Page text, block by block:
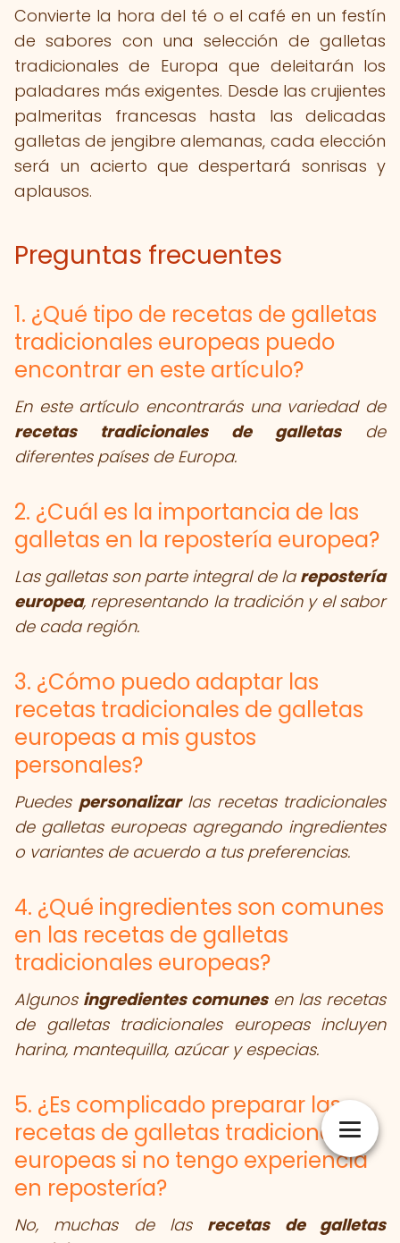
Convierte la hora del té o el café en un festín
de sabores con una selección de galletas
tradicionales de Europa que deleitarán los
paladares más exigentes. Desde las crujientes
palmeritas francesas hasta las delicadas
galletas de jengibre alemanas, cada elección
será un acierto que despertará sonrisas y
aplausos.
Preguntas frecuentes
1. ¿Qué tipo de recetas de galletas
tradicionales europeas puedo
encontrar en este artículo?
En este artículo encontrarás una variedad de
recetas tradicionales de galletasde
diferentes países de Europa.
2. ¿Cuál es la importancia de las
galletas en la repostería europea?
Las galletas son parte integral de la repostería
europea, representando la tradición y el sabor
de cada región.
3. ¿Cómo puedo adaptar las
recetas tradicionales de galletas
europeas a mis gustos
personales?
Puedes personalizarlas recetas tradicionales
de galletas europeas agregando ingredientes
o variantes de acuerdo a tus preferencias.
4. ¿Qué ingredientes son comunes
en las recetas de galletas
tradicionales europeas?
Algunos ingredientes comunesen las recetas
de galletas tradicionales europeas incluyen
harina, mantequilla, azúcar y especias.
5. ¿Es complicado preparar las
recetas de galletas tradicionales
europeas si no tengo experiencia
en repostería?
No, muchas de las recetas de galletas